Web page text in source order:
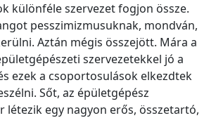
különféle szervezet fogjon össze.
pesszimizmusuknak, mondván,
Aztán mégis összejött. Mára a
szervezetekkel jó a
ezek a csoportosulások elkezdtek
Sőt, az épületgépész
létezik egy nagyon erős, összetartó,